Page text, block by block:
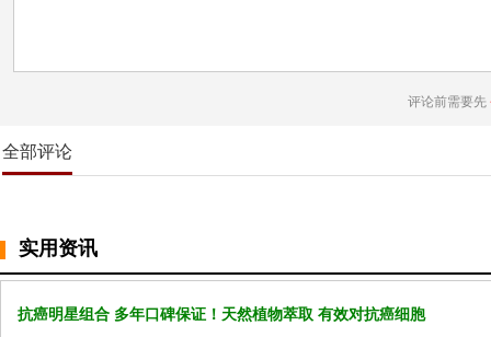
评论前需要先
全部评论
实用资讯
抗癌明星组合 多年口碑保证！天然植物萃取 有效对抗癌细胞